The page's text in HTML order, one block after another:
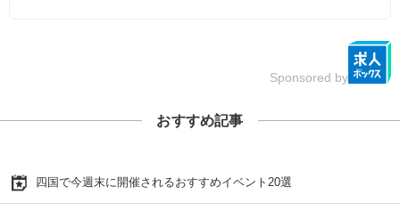
Sponsored by
おすすめ記事
四国で今週末に開催されるおすすめイベント20選